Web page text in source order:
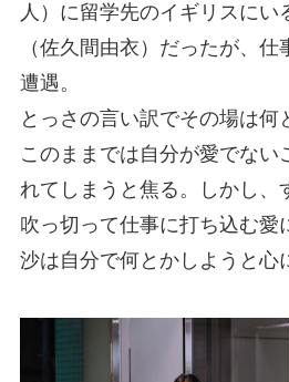
人）に留学先のイギリスにい
（佐久間由衣）だったが、仕
遭遇。
とっさの言い訳でその場は何
このままでは自分が愛でない
れてしまうと焦る。しかし、
吹っ切って仕事に打ち込む愛
沙は自分で何とかしようと心